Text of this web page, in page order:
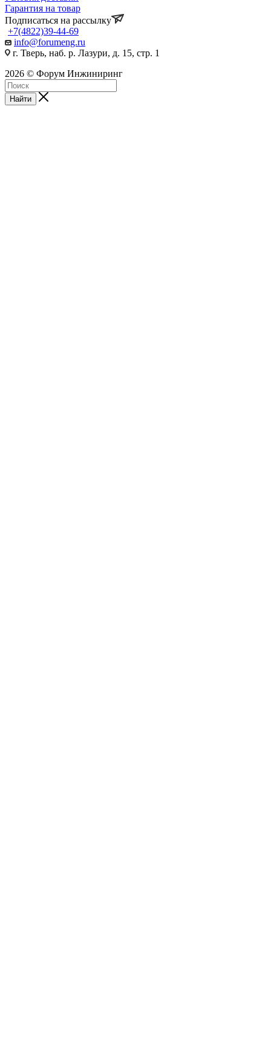
Гарантия на товар
Подписаться на рассылку
+7(4822)39-44-69
info@forumeng.ru
г. Тверь, наб. р. Лазури, д. 15, стр. 1
2026 © Форум Инжиниринг
Найти